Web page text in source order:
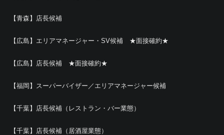
【青森】店長候補
【広島】エリアマネージャー・SV候補 ★面接確約★
【広島】店長候補 ★面接確約★
【福岡】スーパーバイザー／エリアマネージャー候補
【千葉】店長候補（レストラン・バー業態）
【千葉】店長候補（居酒屋業態）